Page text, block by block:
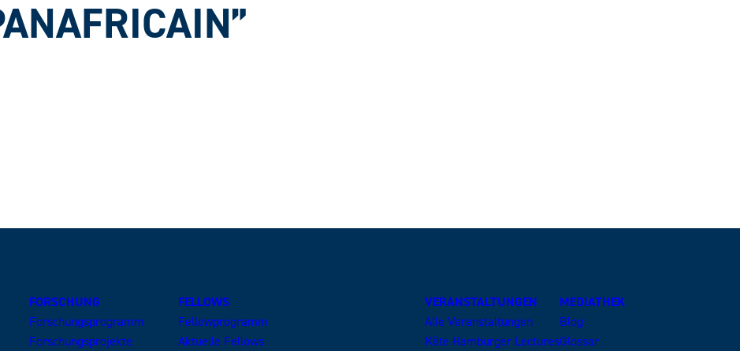
FORSCHUNG
Forschungsprogramm
Forschungsprojekte
FELLOWS
Fellowprogramm
Aktuelle Fellows
VERANSTALTUNGEN
Alle Veranstaltungen
Käte Hamburger Lectures
MEDIATHEK
Blog
Glossar